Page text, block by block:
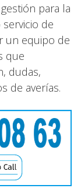
para la
de
un equipo de
que
dudas,
de averías.